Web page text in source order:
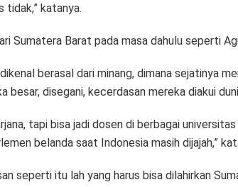
tidak,” katanya.
Sumatera Barat pada masa dahulu seperti
berasal dari minang, dimana sejatinya
besar, disegani, kecerdasan mereka diakui
tapi bisa jadi dosen di berbagai
belanda saat Indonesia masih dijajah,”
seperti itu lah yang harus bisa dilahirkan